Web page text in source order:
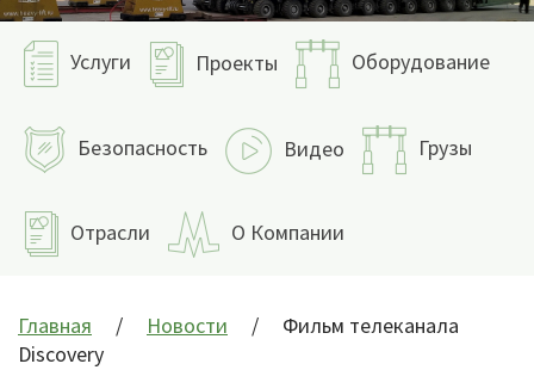
Услуги Проекты Оборудование
Безопасность Видео Грузы
Отрасли О Компании
Главная Новости
Фильм телеканала
Discovery